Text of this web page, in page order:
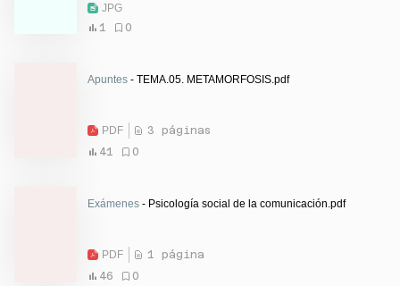
JPG
1
0
Apuntes - TEMA.05. METAMORFOSIS.pdf
PDF
3 páginas
41
0
Exámenes - Psicología social de la comunicación.pdf
PDF
1 página
46
0